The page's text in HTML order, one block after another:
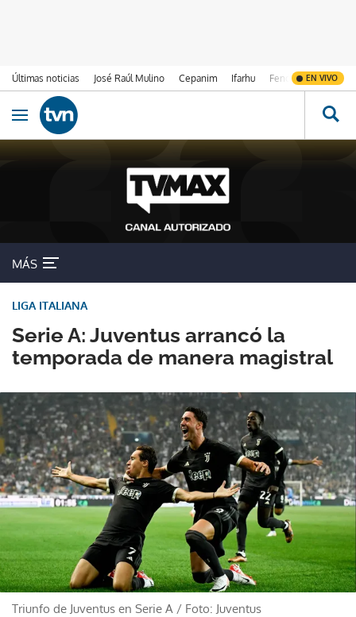
Últimas noticias José Raúl Mulino Cepanim Ifarhu Fenómeno de El
EN VIVO
Ir al contenido
Obrir navegació
MÁS
Serie A: Juventus arrancó la
temporada de manera magistral
LIGA ITALIANA
Triunfo de Juventus en Serie A / Foto: Juventus